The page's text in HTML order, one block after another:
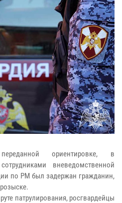
ориентировке, в
вневедомственной
по РМ был задержан гражданин,
патрулирования, росгвардейцы